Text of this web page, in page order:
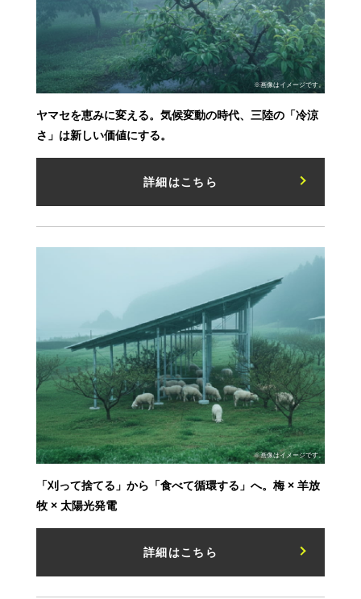
※画像はイメージです。
ヤマセを恵みに変える。気候変動の時代、三陸の「冷涼
さ」は新しい価値にする。
詳細はこちら
※画像はイメージです。
「刈って捨てる」から「食べて循環する」へ。梅 × 羊放
牧 × 太陽光発電
詳細はこちら